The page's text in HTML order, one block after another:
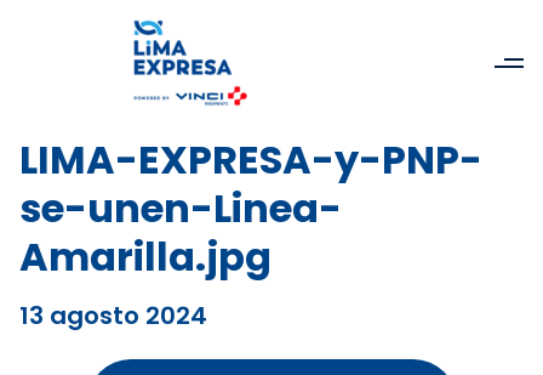
LIMA-EXPRESA-y-PNP-
se-unen-Linea-
Amarilla.jpg
13 agosto 2024